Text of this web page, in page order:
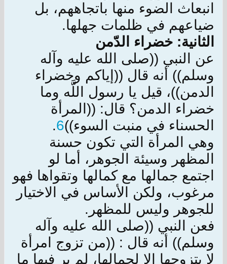
انبعاث الضوء منها باتجاههم، بل
ضياعهم في ظلمات جهلها.
الثانية: خضراء الدّمن
عن النبي ((صلى الله عليه وآله
وسلم)) أنه قال ((إياكم وخضراء
الدمن))، قيل يا رسول اللَّه وما
خضراء الدمن؟ قال: ((المرأة
الحسناء في منبت السوء))6
.
وهي المرأة التي تكون حسنة
المظهر وسيئة الجوهر، أما لو
اجتمع جمالها مع كمالها وتقواها فهو
مرغوب، ولكن الأساس في الاختيار
للجوهر وليس للمظهر.
فعن النبي ((صلى الله عليه وآله
وسلم)) أنه قال : ((من تزوج امرأة
لا يتزوجها إلا لجمالها، لم ير فيها ما